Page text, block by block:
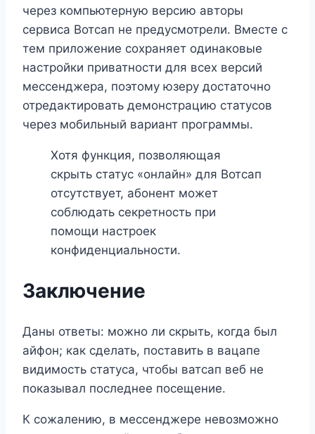
через компьютерную версию авторы
сервиса Вотсап не предусмотрели. Вместе с
тем приложение сохраняет одинаковые
настройки приватности для всех версий
мессенджера, поэтому юзеру достаточно
отредактировать демонстрацию статусов
через мобильный вариант программы.
Хотя функция, позволяющая
скрыть статус «онлайн» для Вотсап
отсутствует, абонент может
соблюдать секретность при
помощи настроек
конфиденциальности.
Заключение
Даны ответы: можно ли скрыть, когда был
айфон; как сделать, поставить в вацапе
видимость статуса, чтобы ватсап веб не
показывал последнее посещение.
К сожалению, в мессенджере невозможно